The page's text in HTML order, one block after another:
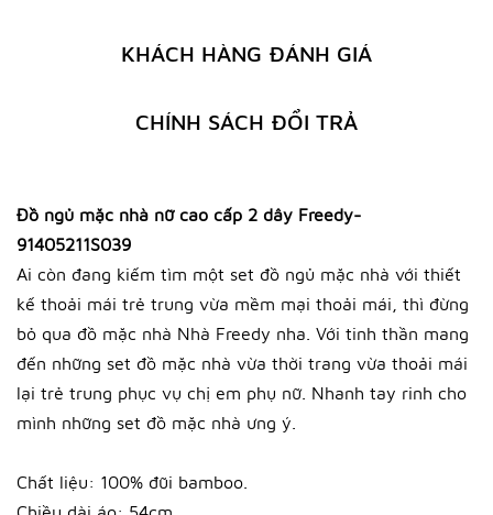
KHÁCH HÀNG ĐÁNH GIÁ
CHÍNH SÁCH ĐỔI TRẢ
Đồ ngủ mặc nhà nữ cao cấp 2 dây Freedy-
91405211S039
Ai còn đang kiếm tìm một set đồ ngủ mặc nhà với thiết
kế thoải mái trẻ trung vừa mềm mại thoải mái, thì đừng
bỏ qua đồ mặc nhà Nhà Freedy nha. Với tinh thần mang
đến những set đồ mặc nhà vừa thời trang vừa thoải mái
lại trẻ trung phục vụ chị em phụ nữ. Nhanh tay rinh cho
mình những set đồ mặc nhà ưng ý.
Chất liệu: 100% đũi bamboo.